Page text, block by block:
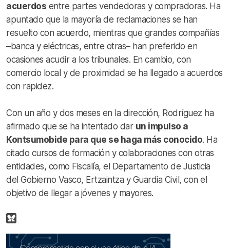
acuerdos entre partes vendedoras y compradoras. Ha
apuntado que la mayoría de reclamaciones se han
resuelto con acuerdo, mientras que grandes compañías
–banca y eléctricas, entre otras– han preferido en
ocasiones acudir a los tribunales. En cambio, con
comercio local y de proximidad se ha llegado a acuerdos
con rapidez.
Con un año y dos meses en la dirección, Rodríguez ha
afirmado que se ha intentado dar un impulso a
Kontsumobide para que se haga más conocido. Ha
citado cursos de formación y colaboraciones con otras
entidades, como Fiscalía, el Departamento de Justicia
del Gobierno Vasco, Ertzaintza y Guardia Civil, con el
objetivo de llegar a jóvenes y mayores.